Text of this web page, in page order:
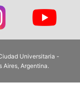
Universitaria -
Aires, Argentina.